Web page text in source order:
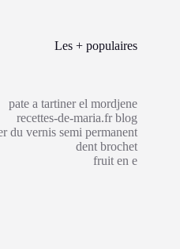
Les + populaires
pate a tartiner el mordjene
recettes-de-maria.fr blog
du vernis semi permanent
dent brochet
fruit en e